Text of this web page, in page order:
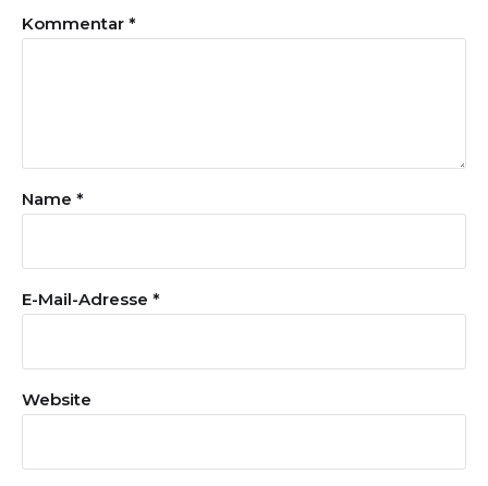
Kommentar *
Name *
E-Mail-Adresse *
Website